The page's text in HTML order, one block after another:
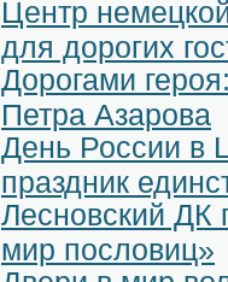
Центр
для дорогих
Дорогами
Петра Азарова
День России в
праздник
Лесновский ДК
мир пословиц»